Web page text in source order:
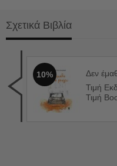
Σχετικά Βιβλία
10%
Δεν
Τιμή
Τιμή